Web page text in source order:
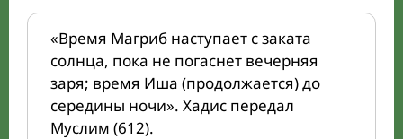
«Время Магриб наступает с заката
солнца, пока не погаснет вечерняя
заря; время Иша (продолжается) до
середины ночи». Хадис передал
Муслим (612).